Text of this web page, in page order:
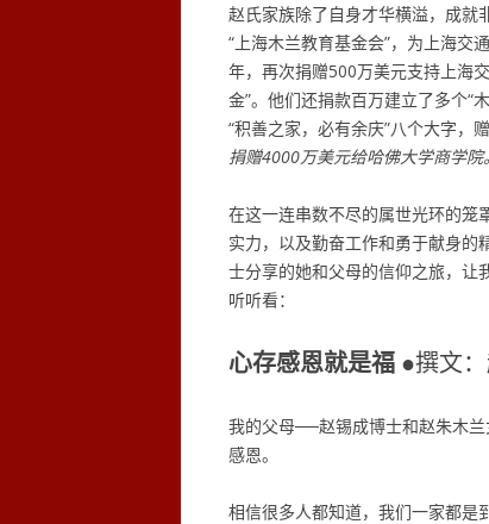
赵氏家族除了自身才华横溢，成就
“上海木兰教育基金会”，为上海交
年，再次捐赠500万美元支持上海
金”。他们还捐款百万建立了多个
“积善之家，必有余庆”八个大字，
捐赠4000万美元给哈佛大学商学院
在这一连串数不尽的属世光环的笼
实力，以及勤奋工作和勇于献身的
士分享的她和父母的信仰之旅，让
听听看：
心存感恩就是福 ●撰文
我的父母──赵锡成博士和赵朱木
感恩。
相信很多人都知道，我们一家都是